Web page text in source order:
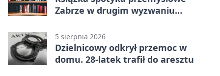
Zabrze w drugim wyzwaniu
5 sierpnia 2026
Dzielnicowy odkrył przemoc w
domu. 28-latek trafił do aresztu